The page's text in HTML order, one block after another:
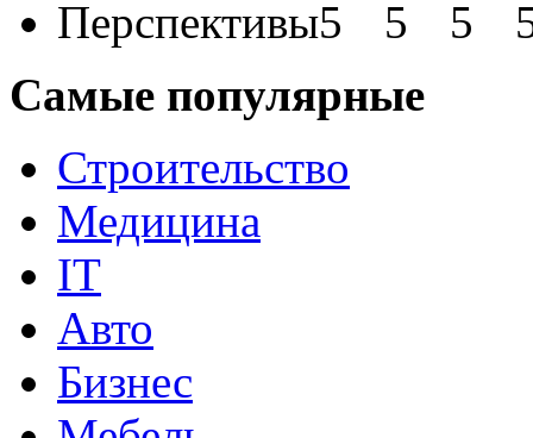
Перспективы
Самые популярные
Строительство
Медицина
IT
Авто
Бизнес